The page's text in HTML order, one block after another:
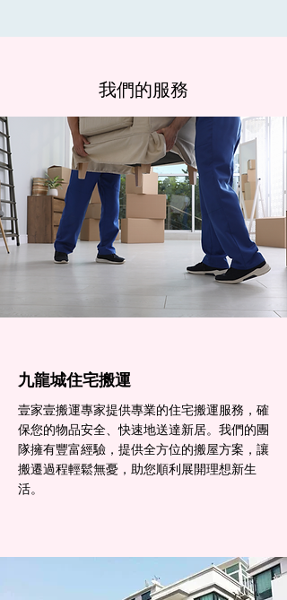
我們的服務
九龍城住宅搬運
壹家壹搬運專家提供專業的住宅搬運服務，確
保您的物品安全、快速地送達新居。我們的團
隊擁有豐富經驗，提供全方位的搬屋方案，讓
搬遷過程輕鬆無憂，助您順利展開理想新生
活。